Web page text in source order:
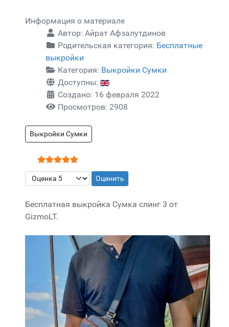
Информация о материале
Автор: Айрат Афзалутдинов
Родительская категория: Бесплатные
выкройки
Категория: Выкройки Сумки
Доступны:
Создано: 16 февраля 2022
Просмотров: 2908
Выкройки Сумки
Рейтинг:5/5
Пожалуйста, оцените
Бесплатная выкройка Сумка слинг 3 от
GizmoLT.